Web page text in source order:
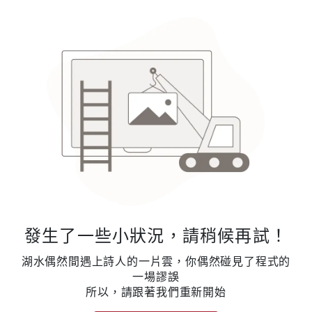
發生了一些小狀況，請稍候再試！
湖水偶然間遇上詩人的一片雲，你偶然碰見了程式的
一場謬誤
所以，請跟著我們重新開始